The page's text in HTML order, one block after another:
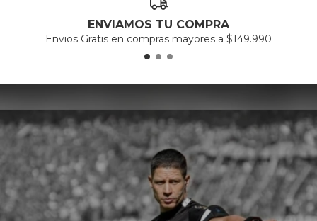
ENVIAMOS TU COMPRA
Envios Gratis en compras mayores a $149.990